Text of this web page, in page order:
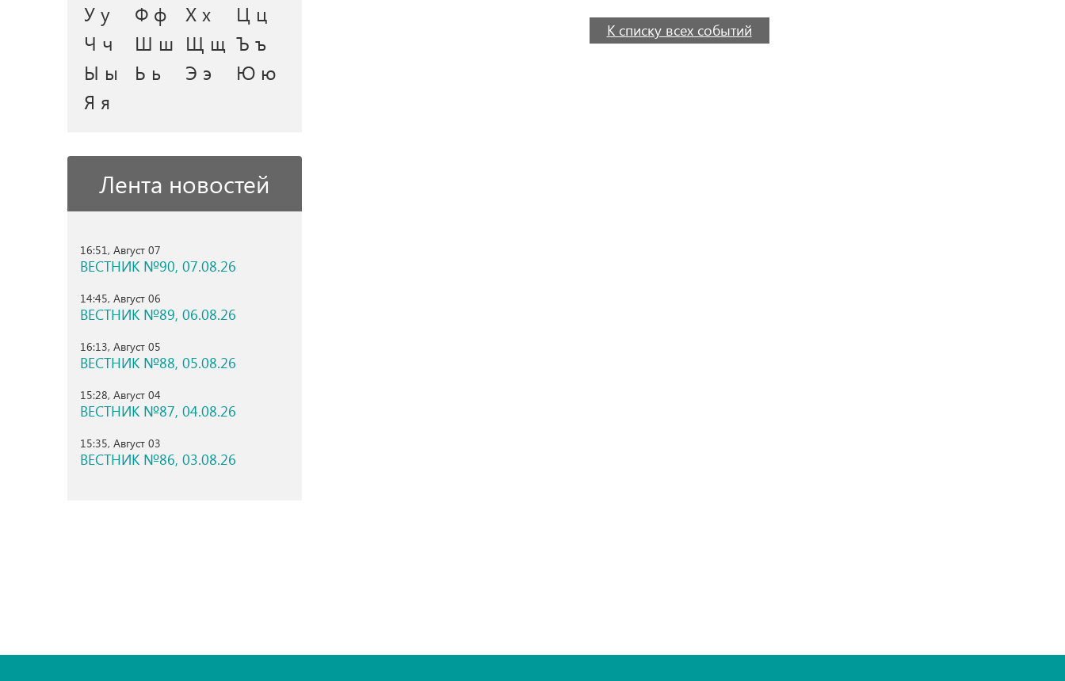
У у
Ф ф Х х
Ц ц
Ч ч
Ш ш Щ щ Ъ ъ
Ы ы
Ь ь Э э
Ю ю
Я я
Лента новостей
16:51, Август 07
ВЕСТНИК №90, 07.08.26
14:45, Август 06
ВЕСТНИК №89, 06.08.26
16:13, Август 05
ВЕСТНИК №88, 05.08.26
15:28, Август 04
ВЕСТНИК №87, 04.08.26
15:35, Август 03
ВЕСТНИК №86, 03.08.26
К списку всех событий